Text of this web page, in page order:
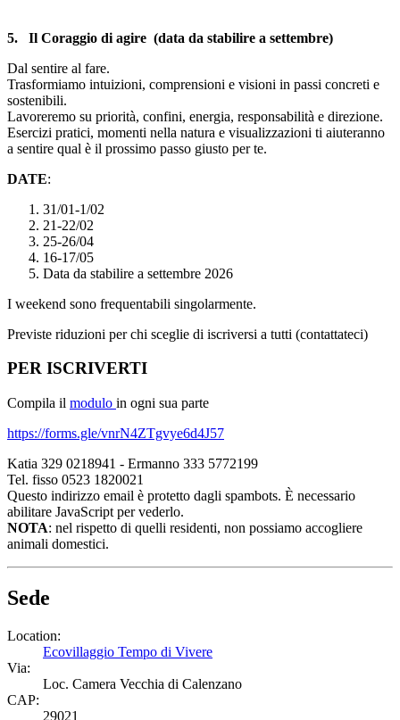
5.
Il Coraggio di agire (data da stabilire a settembre)
Dal sentire al fare.
Trasformiamo intuizioni, comprensioni e visioni in passi concreti e
sostenibili.
Lavoreremo su priorità, confini, energia, responsabilità e direzione.
Esercizi pratici, momenti nella natura e visualizzazioni ti aiuteranno
a sentire qual è il prossimo passo giusto per te.
DATE:
31/01-1/02
21-22/02
25-26/04
16-17/05
Data da stabilire a settembre 2026
I weekend sono frequentabili singolarmente.
Previste riduzioni per chi sceglie di iscriversi a tutti (contattateci)
PER ISCRIVERTI
Compila il modulo in ogni sua parte
https://forms.gle/vnrN4ZTgvye6d4J57
Katia 329 0218941 - Ermanno 333 5772199
Tel. fisso 0523 1820021
Questo indirizzo email è protetto dagli spambots. È necessario
abilitare JavaScript per vederlo.
NOTA: nel rispetto di quelli residenti, non possiamo accogliere
animali domestici.
Sede
Location:
Ecovillaggio Tempo di Vivere
Via:
Loc. Camera Vecchia di Calenzano
CAP:
29021